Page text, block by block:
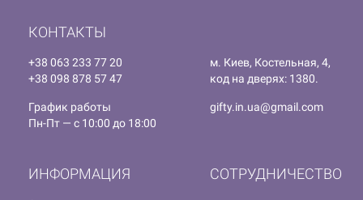
КОНТАКТЫ
+38 063 233 77 20
+38 098 878 57 47
м. Киев, Костельная, 4,
код на дверях: 1380.
График работы
Пн-Пт — с 10:00 до 18:00
gifty.in.ua@gmail.com
СОТРУДНИЧЕСТВО
ИНФОРМАЦИЯ